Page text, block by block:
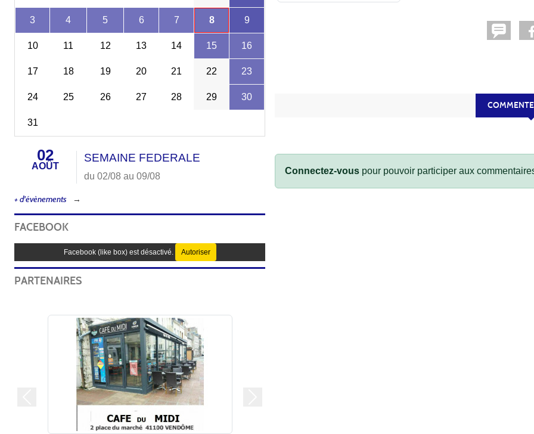
Connectez-vous pour pouvoir participer aux
3 4 5 6 7 8 9
10 11 12 13 14 15 16
17 18 19 20 21 22 23
24 25 26 27 28 29 30
31
02
AOÛT
SEMAINE FEDERALE
du 02/08 au 09/08
+ d'évènements
FACEBOOK
Facebook (like box) est désactivé. Autoriser
PARTENAIRES